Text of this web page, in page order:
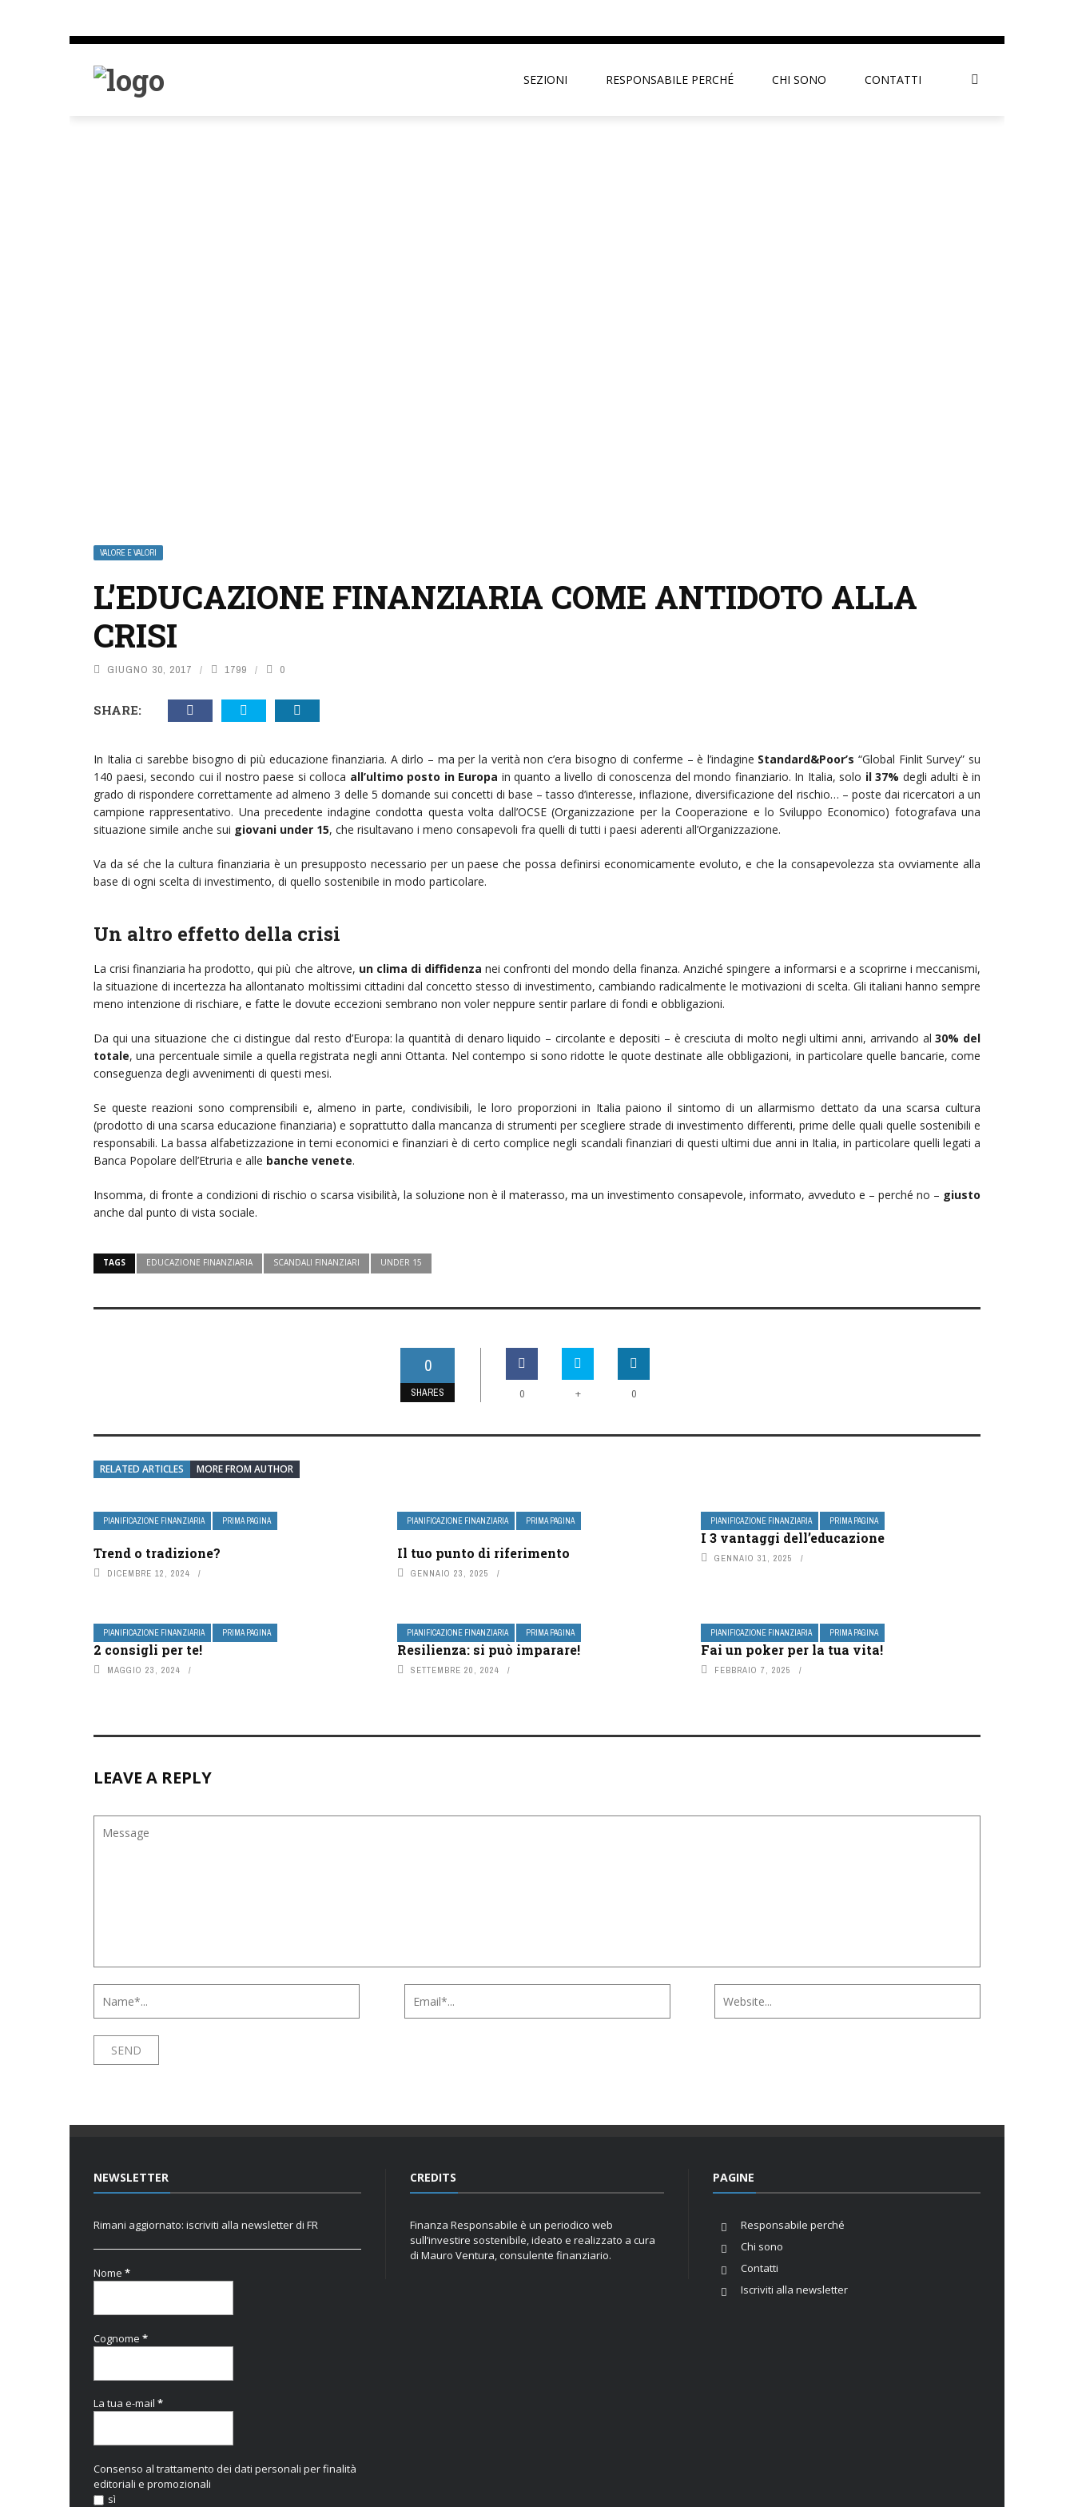
SEZIONI RESPONSABILE PERCHÉ CHI SONO CONTATTI
VALORE E VALORI
L’EDUCAZIONE FINANZIARIA COME ANTIDOTO ALLA
CRISI
GIUGNO 30, 2017 1799 0
SHARE:
In Italia ci sarebbe bisogno di più educazione finanziaria. A dirlo – ma per la verità non c’era bisogno di conferme – è l’indagine Standard&Poor’s “Global Finlit Survey” su
140 paesi, secondo cui il nostro paese si colloca all’ultimo posto in Europa in quanto a livello di conoscenza del mondo finanziario. In Italia, solo il 37% degli adulti è in
grado di rispondere correttamente ad almeno 3 delle 5 domande sui concetti di base – tasso d’interesse, inflazione, diversificazione del rischio… – poste dai ricercatori a un
campione rappresentativo. Una precedente indagine condotta questa volta dall’OCSE (Organizzazione per la Cooperazione e lo Sviluppo Economico) fotografava una
situazione simile anche sui giovani under 15, che risultavano i meno consapevoli fra quelli di tutti i paesi aderenti all’Organizzazione.
Va da sé che la cultura finanziaria è un presupposto necessario per un paese che possa definirsi economicamente evoluto, e che la consapevolezza sta ovviamente alla
base di ogni scelta di investimento, di quello sostenibile in modo particolare.
Un altro effetto della crisi
La crisi finanziaria ha prodotto, qui più che altrove, un clima di diffidenza nei confronti del mondo della finanza. Anziché spingere a informarsi e a scoprirne i meccanismi,
la situazione di incertezza ha allontanato moltissimi cittadini dal concetto stesso di investimento, cambiando radicalmente le motivazioni di scelta. Gli italiani hanno sempre
meno intenzione di rischiare, e fatte le dovute eccezioni sembrano non voler neppure sentir parlare di fondi e obbligazioni.
Da qui una situazione che ci distingue dal resto d’Europa: la quantità di denaro liquido – circolante e depositi – è cresciuta di molto negli ultimi anni, arrivando al30% del
totale, una percentuale simile a quella registrata negli anni Ottanta. Nel contempo si sono ridotte le quote destinate alle obbligazioni, in particolare quelle bancarie, come
conseguenza degli avvenimenti di questi mesi.
Se queste reazioni sono comprensibili e, almeno in parte, condivisibili, le loro proporzioni in Italia paiono il sintomo di un allarmismo dettato da una scarsa cultura
(prodotto di una scarsa educazione finanziaria) e soprattutto dalla mancanza di strumenti per scegliere strade di investimento differenti, prime delle quali quelle sostenibili e
responsabili. La bassa alfabetizzazione in temi economici e finanziari è di certo complice negli scandali finanziari di questi ultimi due anni in Italia, in particolare quelli legati a
Banca Popolare dell’Etruria e alle banche venete.
Insomma, di fronte a condizioni di rischio o scarsa visibilità, la soluzione non è il materasso, ma un investimento consapevole, informato, avveduto e – perché no – giusto
anche dal punto di vista sociale.
TAGS EDUCAZIONE FINANZIARIA SCANDALI FINANZIARI UNDER 15
0
SHARES 0 + 0
RELATED ARTICLES MORE FROM AUTHOR
PIANIFICAZIONE FINANZIARIA PRIMA PAGINA
Trend o tradizione?
DICEMBRE 12, 2024
PIANIFICAZIONE FINANZIARIA PRIMA PAGINA
Il tuo punto di riferimento
GENNAIO 23, 2025
PIANIFICAZIONE FINANZIARIA PRIMA PAGINA
I 3 vantaggi dell’educazione
GENNAIO 31, 2025
PIANIFICAZIONE FINANZIARIA PRIMA PAGINA
2 consigli per te!
MAGGIO 23, 2024
PIANIFICAZIONE FINANZIARIA PRIMA PAGINA
Resilienza: si può imparare!
SETTEMBRE 20, 2024
PIANIFICAZIONE FINANZIARIA PRIMA PAGINA
Fai un poker per la tua vita!
FEBBRAIO 7, 2025
LEAVE A REPLY
NEWSLETTER
Rimani aggiornato: iscriviti alla newsletter di FR
Nome *
Cognome *
La tua e-mail *
Consenso al trattamento dei dati personali per finalità
editoriali e promozionali
sì
CREDITS
Finanza Responsabile è un periodico web
sull’investire sostenibile, ideato e realizzato a cura
di Mauro Ventura, consulente finanziario.
PAGINE
Responsabile perché
Chi sono
Contatti
Iscriviti alla newsletter